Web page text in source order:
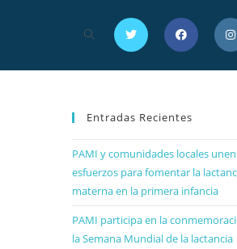
Entradas Recientes
PAMI y comunidades locales unen
esfuerzos para fomentar la
materna en la primera infancia
PAMI participa en la
la Semana Mundial de la lactancia